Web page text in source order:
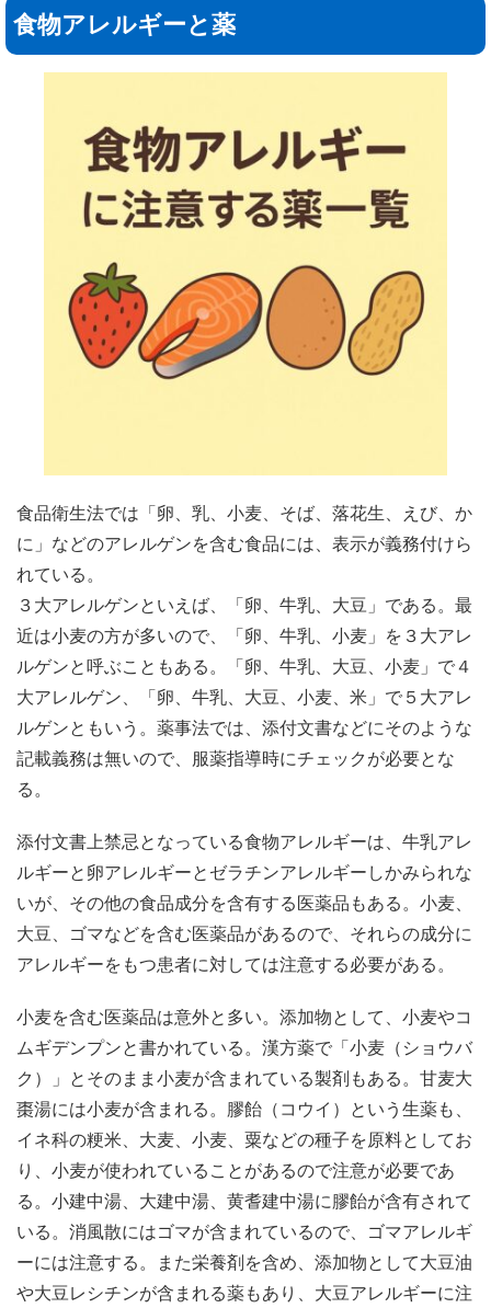
食物アレルギーと薬
食品衛生法では「卵、乳、小麦、そば、落花生、えび、か
に」などのアレルゲンを含む食品には、表示が義務付けら
れている。
３大アレルゲンといえば、「卵、牛乳、大豆」である。最
近は小麦の方が多いので、「卵、牛乳、小麦」を３大アレ
ルゲンと呼ぶこともある。「卵、牛乳、大豆、小麦」で４
大アレルゲン、「卵、牛乳、大豆、小麦、米」で５大アレ
ルゲンともいう。薬事法では、添付文書などにそのような
記載義務は無いので、服薬指導時にチェックが必要とな
る。
添付文書上禁忌となっている食物アレルギーは、牛乳アレ
ルギーと卵アレルギーとゼラチンアレルギーしかみられな
いが、その他の食品成分を含有する医薬品もある。小麦、
大豆、ゴマなどを含む医薬品があるので、それらの成分に
アレルギーをもつ患者に対しては注意する必要がある。
小麦を含む医薬品は意外と多い。添加物として、小麦やコ
ムギデンプンと書かれている。漢方薬で「小麦（ショウバ
ク）」とそのまま小麦が含まれている製剤もある。甘麦大
棗湯には小麦が含まれる。膠飴（コウイ）という生薬も、
イネ科の粳米、大麦、小麦、粟などの種子を原料としてお
り、小麦が使われていることがあるので注意が必要であ
る。小建中湯、大建中湯、黄耆建中湯に膠飴が含有されて
いる。消風散にはゴマが含まれているので、ゴマアレルギ
ーには注意する。また栄養剤を含め、添加物として大豆油
や大豆レシチンが含まれる薬もあり、大豆アレルギーに注